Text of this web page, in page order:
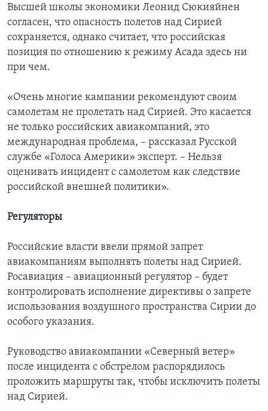
Высшей школы экономики Леонид Сюкияйнен
согласен, что опасность полетов над Сирией
сохраняется, однако считает, что российская
позиция по отношению к режиму Асада здесь ни
при чем.
«Очень многие кампании рекомендуют своим
самолетам не пролетать над Сирией. Это касается
не только российских авиакомпаний, это
международная проблема, – рассказал Русской
службе «Голоса Америки» эксперт. – Нельзя
оценивать инцидент с самолетом как следствие
российской внешней политики».
Регуляторы
Российские власти ввели прямой запрет
авиакомпаниям выполнять полеты над Сирией.
Росавиация – авиационный регулятор – будет
контролировать исполнение директивы о запрете
использования воздушного пространства Сирии до
особого указания.
Руководство авиакомпании «Северный ветер»
после инцидента с обстрелом распорядилось
проложить маршруты так, чтобы исключить полеты
над Сирией.